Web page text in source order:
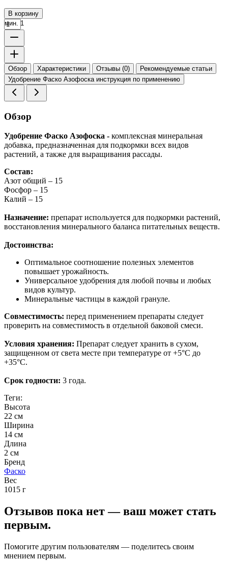
В корзину
мин. 1
Обзор Характеристики Отзывы (0)
Рекомендуемые статьи
Удобрение Фаско Азофоска инструкция по применению
Обзор
Удобрение Фаско Азофоска - комплексная минеральная
добавка, предназначенная для подкормки всех видов
растений, а также для выращивания рассады.
Состав:
Азот общий – 15
Фосфор – 15
Калий – 15
Назначение: препарат используется для подкормки растений,
восстановления минерального баланса питательных веществ.
Достоинства:
Оптимальное соотношение полезных элементов
повышает урожайность.
Универсальное удобрения для любой почвы и любых
видов культур.
Минеральные частицы в каждой грануле.
Совместимость: перед применением препараты следует
проверить на совместимость в отдельной баковой смеси.
Условия хранения: Препарат следует хранить в сухом,
защищенном от света месте при температуре от +5°С до
+35°С.
Срок годности: 3 года.
Теги:
Высота
22 см
Ширина
14 см
Длина
2 см
Бренд
Фаско
Вес
1015 г
Отзывов пока нет — ваш может стать
первым.
Помогите другим пользователям — поделитесь своим
мнением первым.